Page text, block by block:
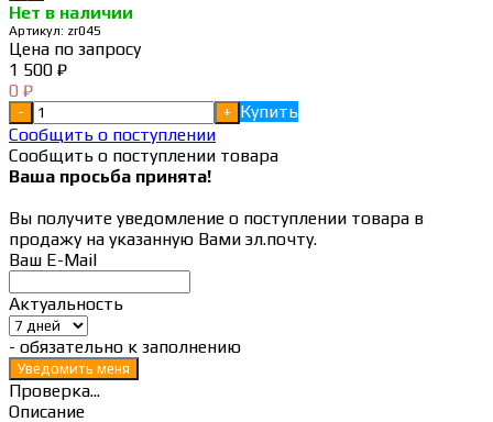
Нет в наличии
Артикул: zr045
Цена по запросу
1 500 ₽
0 ₽
- +
Купить
Сообщить о поступлении
Сообщить о поступлении товара
Ваша просьба принята!
Вы получите уведомление о поступлении товара в
продажу на указанную Вами эл.почту.
Ваш E-Mail
Актуальность
- обязательно к заполнению
Проверка...
Описание